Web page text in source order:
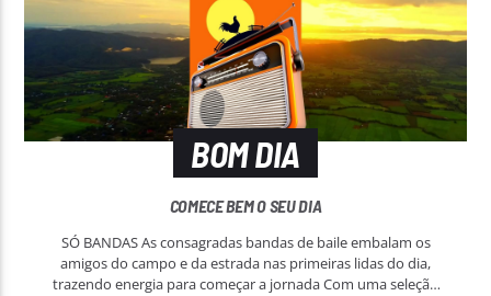
BOM DIA
COMECE BEM O SEU DIA
SÓ BANDAS As consagradas bandas de baile embalam os
amigos do campo e da estrada nas primeiras lidas do dia,
trazendo energia para começar a jornada Com uma seleção